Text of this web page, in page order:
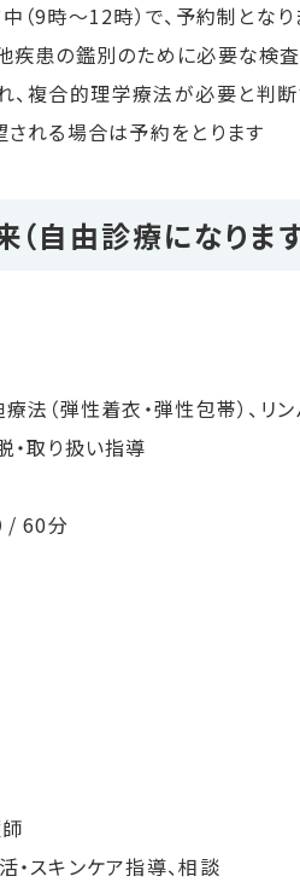
（9時～12時）で、予約制となり
疾患の鑑別のために必要な検
、複合的理学療法が必要と判断
される場合は予約をとります
（自由診療になります
法（弾性着衣・弾性包帯）、リ
・取り扱い指導
/ 60分
スキンケア指導、相談